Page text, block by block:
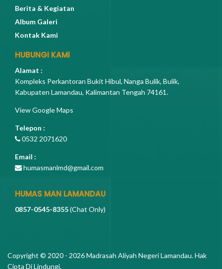
Berita & Kegiatan
Album Galeri
Kontak Kami
HUBUNGI KAMI
Alamat :
Kompleks Perkantoran Bukit Hibul, Nanga Bulik, Bulik,
Kabupaten Lamandau, Kalimantan Tengah 74161.
View Google Maps
Telepon :
0532 2071620
Email :
humasmanlmd@gmail.com
HUMAS MAN LAMANDAU
0857-0545-8355(Chat Only)
Copyright © 2020 - 2026Madrasah Aliyah Negeri Lamandau. Hak
Cipta Di Lindungi.